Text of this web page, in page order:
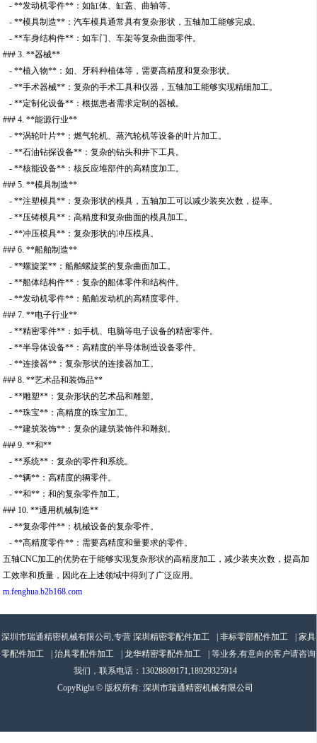
- **发动机零件**：如缸体、缸盖、曲轴等。
- **模具制造**：汽车模具通常具有复杂形状，五轴加工能够完成。
- **车身结构件**：如车门、车架等复杂曲面零件。
### 3. **器械**
- **植入物**：如、牙科种植体等，需要高精度和复杂形状。
- **手术器械**：复杂的手术工具和仪器，五轴加工能够实现精细加工。
- **定制化设备**：根据患者需求定制的器械。
### 4. **能源行业**
- **涡轮叶片**：燃气轮机、蒸汽轮机等设备的叶片加工。
- **石油钻探设备**：复杂的钻头和井下工具。
- **核能设备**：核反应堆部件的高精度加工。
### 5. **模具制造**
- **注塑模具**：复杂形状的模具，五轴加工可以减少装夹次数，提率。
- **压铸模具**：高精度和复杂曲面的模具加工。
- **冲压模具**：复杂形状的冲压模具。
### 6. **船舶制造**
- **螺旋桨**：船舶螺旋桨的复杂曲面加工。
- **船体结构件**：复杂的船体零件和结构件。
- **发动机零件**：船舶发动机的高精度零件。
### 7. **电子行业**
- **精密零件**：如手机、电脑等电子设备的精密零件。
- **半导体设备**：高精度的半导体制造设备零件。
- **连接器**：复杂形状的连接器加工。
### 8. **艺术品和装饰品**
- **雕塑**：复杂形状的艺术品和雕塑。
- **珠宝**：高精度的珠宝加工。
- **建筑装饰**：复杂的建筑装饰件和雕刻。
### 9. **和**
- **系统**：复杂的零件和系统。
- **辆**：高精度的辆零件。
- **和**：和的复杂零件加工。
### 10. **通用机械制造**
- **复杂零件**：机械设备的复杂零件。
- **高精度零件**：需要高精度和量要求的零件。
五轴CNC加工的优势在于能够实现复杂形状的高精度加工，减少装夹次数，提高加
工效率和质量，因此在上述领域中得到了广泛应用。
m.fenghua.b2b168.com
深圳市瑞通精密机械有限公司,专营 深圳精密零配件加工 非标零部配件加工
家具
零配件加工
治具零配件加工 龙华精密零配件加工
| 等业务,有意向的客户请咨询
我们，联系电话： 13028809171,18929325914
CopyRight © 版权所有: 深圳市瑞通精密机械有限公司